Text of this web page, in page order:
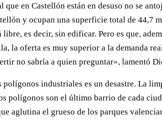
en Castellón están en desuso no se
y ocupan una superficie total de 44,7
es decir, sin edificar. Pero es que,
la oferta es muy superior a la demanda
no sabría a quien preguntar», lamentó
industriales es un desastre. La
son el último barrio de cada
aglutina el grueso de los parques